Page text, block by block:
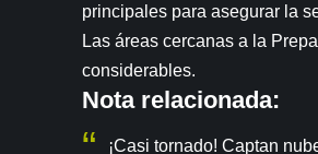
principales para asegurar la
Las áreas cercanas a la
considerables.
Nota relacionada:
¡Casi tornado! Captan